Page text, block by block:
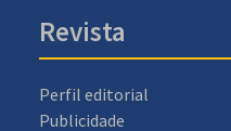
Revista
Perfil editorial
Publicidade